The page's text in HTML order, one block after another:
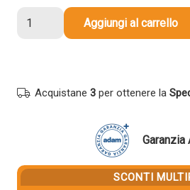
compatibile
NERO
Aggiungi al carrello
Acquistane 3 per ottenere la
Garanzia
SCONTI